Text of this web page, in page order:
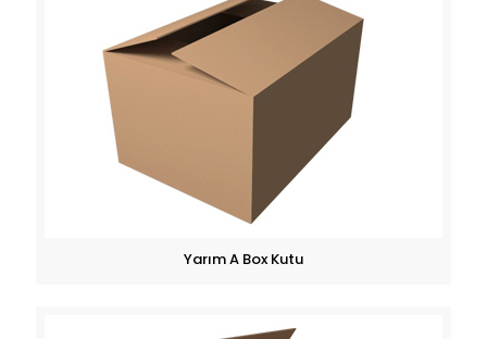
Yarım A Box Kutu